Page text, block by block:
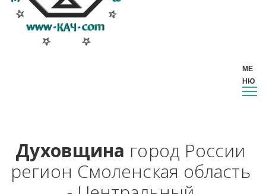
Духовщина город России
регион Смоленская область